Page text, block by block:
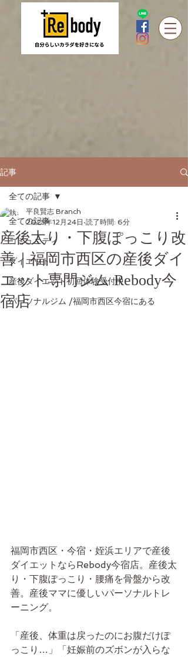
記事
全ての記事
コミュニティ
ダイエット
産後ダイエット初回体験受付中
パーソナルジム /福岡市西区今宿にある
全ての記事
産後太り・下腹ぽっこり改
善｜福岡市西区の産後ダイ
エット専門ジム Rebody今
宿店
平良賢志 Branch
2025年12月24日 読了時間: 6分
福岡市西区・今宿・姪浜エリアで産後
ダイエットならRebody今宿店。産後太
り・下腹ぽっこり・腰痛を骨盤から改
善。産後ママに優しいパーソナルトレ
ーニング。
「産後、体重は戻ったのにお腹だけぽ
っこり…」「妊娠前のズボンが入らな